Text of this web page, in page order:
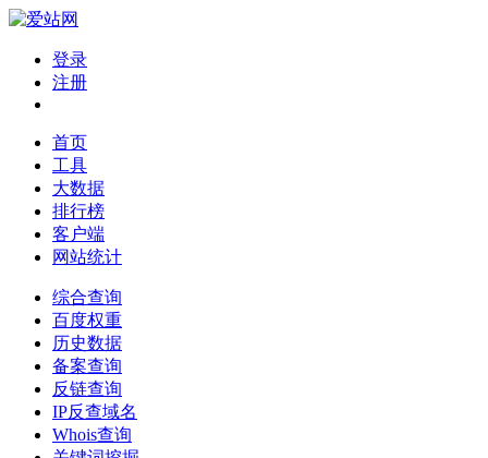
登录
注册
首页
工具
大数据
排行榜
客户端
网站统计
综合查询
百度权重
历史数据
备案查询
反链查询
IP反查域名
Whois查询